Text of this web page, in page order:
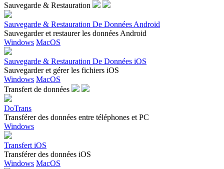
Sauvegarde & Restauration
Sauvegarde & Restauration De Données Android
Sauvegarder et restaurer les données Android
Windows MacOS
Sauvegarde & Restauration De Données iOS
Sauvegarder et gérer les fichiers iOS
Windows MacOS
Transfert de données
DoTrans
Transférer des données entre téléphones et PC
Windows
Transfert iOS
Transférer des données iOS
Windows MacOS